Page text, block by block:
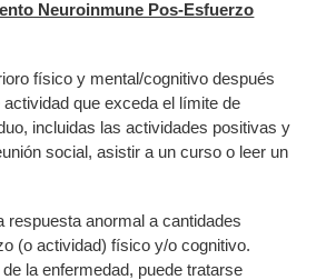
Neuroinmune Pos-Esfuerzo
físico y mental/cognitivo después
actividad que exceda el límite de
incluidas las actividades positivas y
social, asistir a un curso o leer un
respuesta anormal a cantidades
(o actividad) físico y/o cognitivo.
la enfermedad, puede tratarse